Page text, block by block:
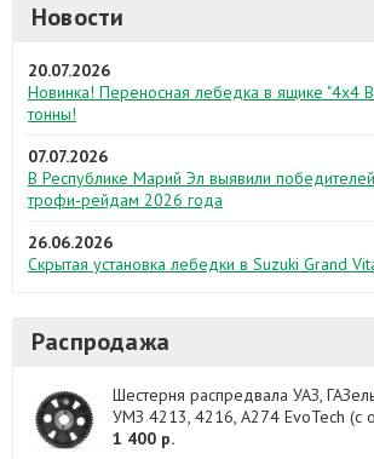
Новости
20.07.2026
Новинка! Переносная лебедка в ящике "4х4
тонны!
07.07.2026
В Республике Марий Эл выявили
трофи-рейдам 2026 года
26.06.2026
Скрытая установка лебедки в Suzuki Grand
Распродажа
Шестерня распредвала УАЗ,
УМЗ 4213, 4216, А274 EvoTech (с
1 400 р.